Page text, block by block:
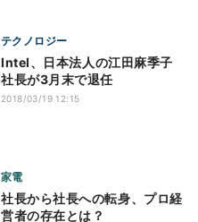
テクノロジー
Intel、日本法人の江田麻季子
社長が3月末で退任
2018/03/19 12:15
家電
社長から社長への転身、プロ経
営者の存在とは？